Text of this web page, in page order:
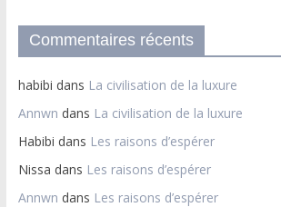
Commentaires récents
habibi dans La civilisation de la luxure
Annwn dans La civilisation de la luxure
Habibi dans Les raisons d’espérer
Nissa dans Les raisons d’espérer
Annwn dans Les raisons d’espérer